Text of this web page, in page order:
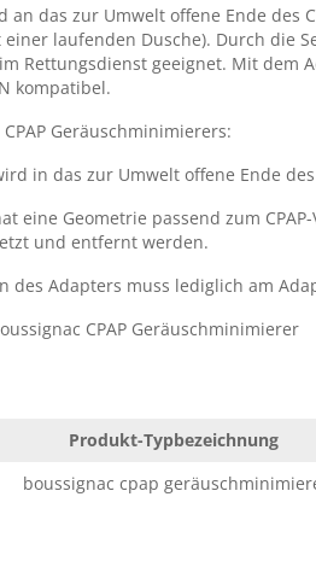
die dem Produkt
.
an das zur Umwelt offene Ende des
laufenden Dusche). Durch die
Rettungsdienst geeignet. Mit dem
kompatibel.
Geräuschminimierers:
in das zur Umwelt offene Ende
eine Geometrie passend zum
und entfernt werden.
des Adapters muss lediglich am
Produkt-Typbezeichnung
boussignac cpap